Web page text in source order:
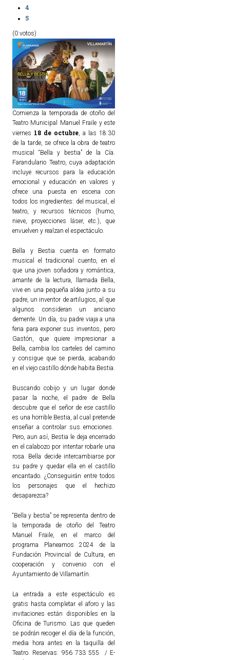
4
5
(0 votos)
Comienza la temporada de otoño del
Teatro Municipal Manuel Fraile y este
viernes 18 de octubre, a las 18:30
de la tarde, se ofrece la obra de teatro
musical “Bella y bestia” de la Cía.
Farandulario Teatro, cuya adaptación
incluye recursos para la educación
emocional y educación en valores y
ofrece una puesta en escena con
todos los ingredientes: del musical, el
teatro, y recursos técnicos (humo,
nieve, proyecciones láser, etc.), que
envuelven y realzan el espectáculo.
Bella y Bestia cuenta en formato
musical el tradicional cuento, en el
que una joven soñadora y romántica,
amante de la lectura, llamada Bella,
vive en una pequeña aldea junto a su
padre, un inventor de artilugios, al que
algunos consideran un anciano
demente. Un día, su padre viaja a una
feria para exponer sus inventos, pero
Gastón, que quiere impresionar a
Bella, cambia los carteles del camino
y consigue que se pierda, acabando
en el viejo castillo dónde habita Bestia.
Buscando cobijo y un lugar donde
pasar la noche, el padre de Bella
descubre que el señor de ese castillo
es una horrible Bestia, al cual pretende
enseñar a controlar sus emociones.
Pero, aun así, Bestia le deja encerrado
en el calabozo por intentar robarle una
rosa. Bella decide intercambiarse por
su padre y quedar ella en el castillo
encantado. ¿Conseguirán entre todos
los personajes que el hechizo
desaparezca?
“Bella y bestia” se representa dentro de
la temporada de otoño del Teatro
Manuel Fraile, en el marco del
programa Planeamos 2024 de la
Fundación Provincial de Cultura, en
cooperación y convenio con el
Ayuntamiento de Villamartín.
La entrada a este espectáculo es
gratis hasta completar el aforo y las
invitaciones están disponibles en la
Oficina de Turismo. Las que queden
se podrán recoger el día de la función,
media hora antes en la taquilla del
Teatro. Reservas: 956 733 555 / E-